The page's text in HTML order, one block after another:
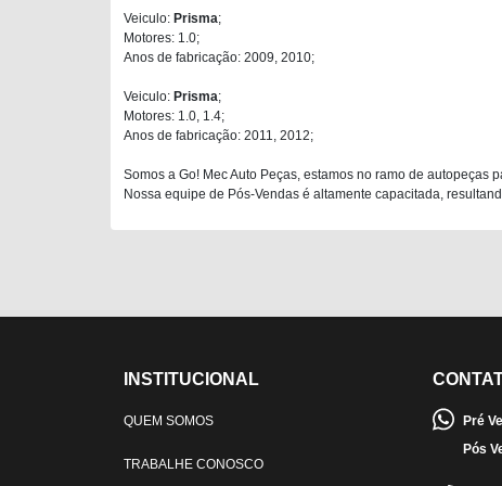
Veiculo: Prisma;
Motores: 1.0;
Anos de fabricação: 2009, 2010;
Veiculo: Prisma;
Motores: 1.0, 1.4;
Anos de fabricação: 2011, 2012;
Somos a Go! Mec Auto Peças, estamos no ramo de
Nossa equipe de Pós-Vendas é altamente capacitada,
INSTITUCIONAL
QUEM SOMOS
TRABALHE CONOSCO
Pré
Pós